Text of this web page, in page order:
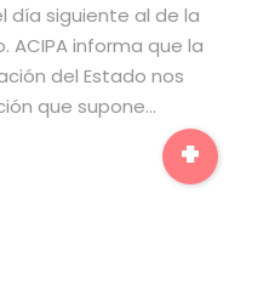
día siguiente al de la
ACIPA informa que la
del Estado nos
que supone…
+